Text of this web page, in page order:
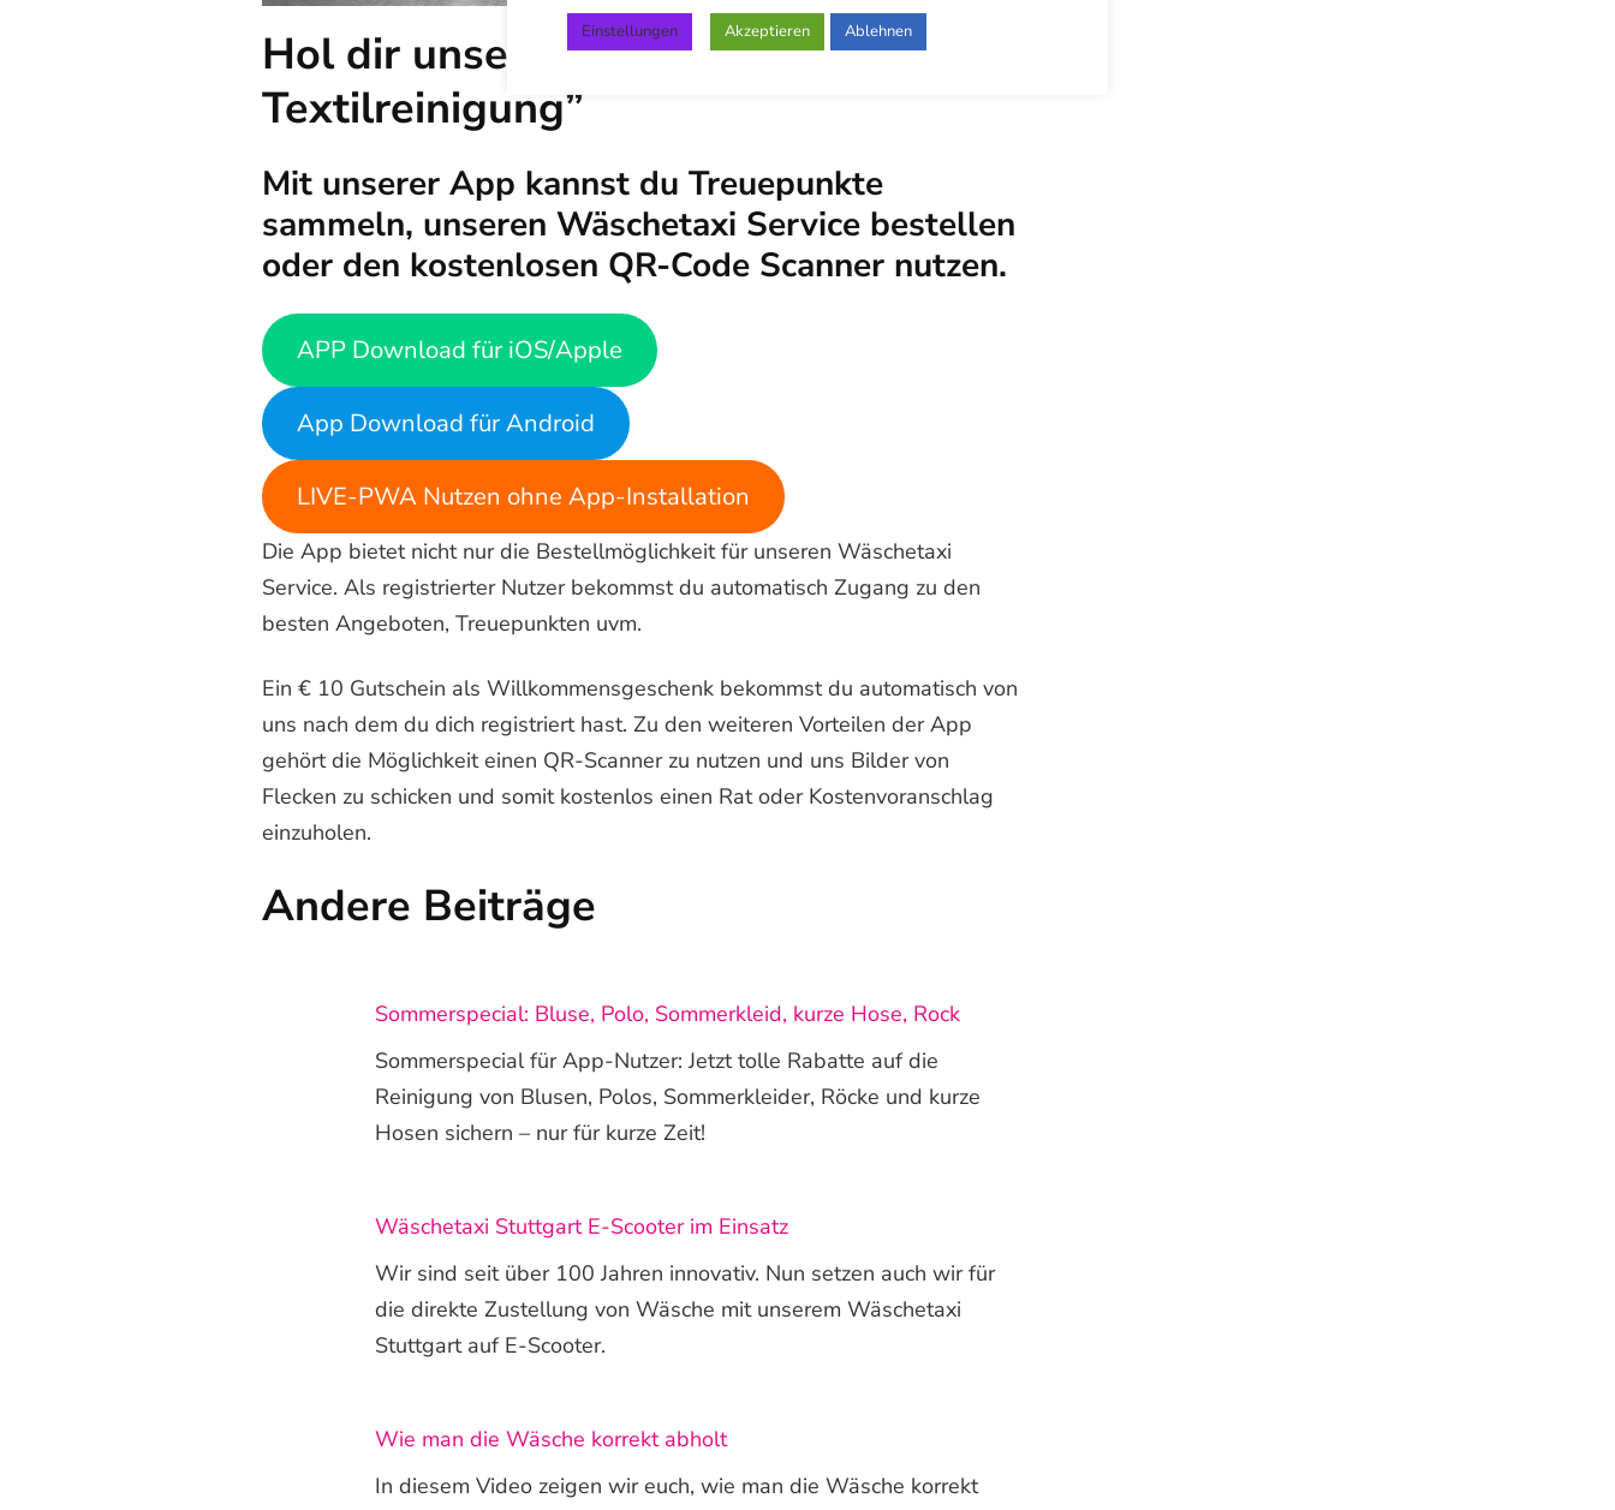
Hol dir unsere App “Stuttgart
Textilreinigung”
Mit unserer App kannst du Treuepunkte
sammeln, unseren Wäschetaxi Service bestellen
oder den kostenlosen QR-Code Scanner nutzen.
APP Download für iOS/Apple
App Download für Android
LIVE-PWA Nutzen ohne App-Installation
Die App bietet nicht nur die Bestellmöglichkeit für unseren Wäschetaxi
Service. Als registrierter Nutzer bekommst du automatisch Zugang zu den
besten Angeboten, Treuepunkten uvm.
Ein € 10 Gutschein als Willkommensgeschenk bekommst du automatisch von
uns nach dem du dich registriert hast. Zu den weiteren Vorteilen der App
gehört die Möglichkeit einen QR-Scanner zu nutzen und uns Bilder von
Flecken zu schicken und somit kostenlos einen Rat oder Kostenvoranschlag
einzuholen.
Andere Beiträge
Sommerspecial: Bluse, Polo, Sommerkleid, kurze Hose, Rock
Sommerspecial für App-Nutzer: Jetzt tolle Rabatte auf die
Reinigung von Blusen, Polos, Sommerkleider, Röcke und kurze
Hosen sichern – nur für kurze Zeit!
Wäschetaxi Stuttgart E-Scooter im Einsatz
Wir sind seit über 100 Jahren innovativ. Nun setzen auch wir für
die direkte Zustellung von Wäsche mit unserem Wäschetaxi
Stuttgart auf E-Scooter.
Wie man die Wäsche korrekt abholt
In diesem Video zeigen wir euch, wie man die Wäsche korrekt
Einstellungen Akzeptieren Ablehnen